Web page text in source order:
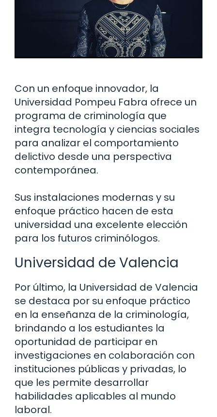
Con un enfoque innovador, la
Universidad Pompeu Fabra ofrece un
programa de criminología que
integra tecnología y ciencias sociales
para analizar el comportamiento
delictivo desde una perspectiva
contemporánea.
Sus instalaciones modernas y su
enfoque práctico hacen de esta
universidad una excelente elección
para los futuros criminólogos.
Universidad de Valencia
Por último, la Universidad de Valencia
se destaca por su enfoque práctico
en la enseñanza de la criminología,
brindando a los estudiantes la
oportunidad de participar en
investigaciones en colaboración con
instituciones públicas y privadas, lo
que les permite desarrollar
habilidades aplicables al mundo
laboral.